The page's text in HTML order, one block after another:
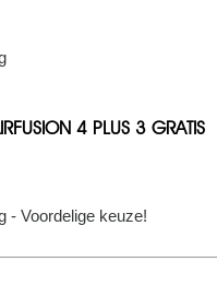
4 PLUS 3 GRATIS
- Voordelige keuze!